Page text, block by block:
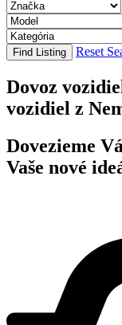
Find Listing Reset
Dovoz
vozidiel z
Dovezieme
Vaše nové